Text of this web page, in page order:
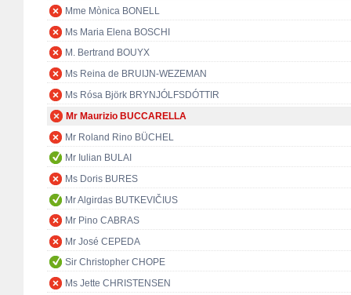
Mme Mònica BONELL
Ms Maria Elena BOSCHI
M. Bertrand BOUYX
Ms Reina de BRUIJN-WEZEMAN
Ms Rósa Björk BRYNJÓLFSDÓTTIR
Mr Maurizio BUCCARELLA
Mr Roland Rino BÜCHEL
Mr Iulian BULAI
Ms Doris BURES
Mr Algirdas BUTKEVIČIUS
Mr Pino CABRAS
Mr José CEPEDA
Sir Christopher CHOPE
Ms Jette CHRISTENSEN